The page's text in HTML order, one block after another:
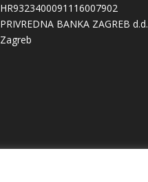
HR9323400091116007902
PRIVREDNA BANKA ZAGREB d.d.
Zagreb